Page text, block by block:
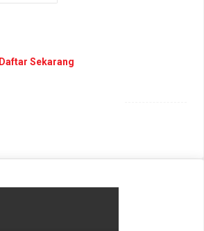
Daftar Sekarang